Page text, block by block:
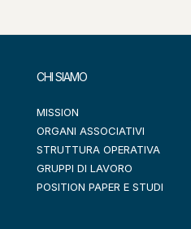
CHI SIAMO
MISSION
ORGANI ASSOCIATIVI
STRUTTURA OPERATIVA
GRUPPI DI LAVORO
POSITION PAPER E STUDI